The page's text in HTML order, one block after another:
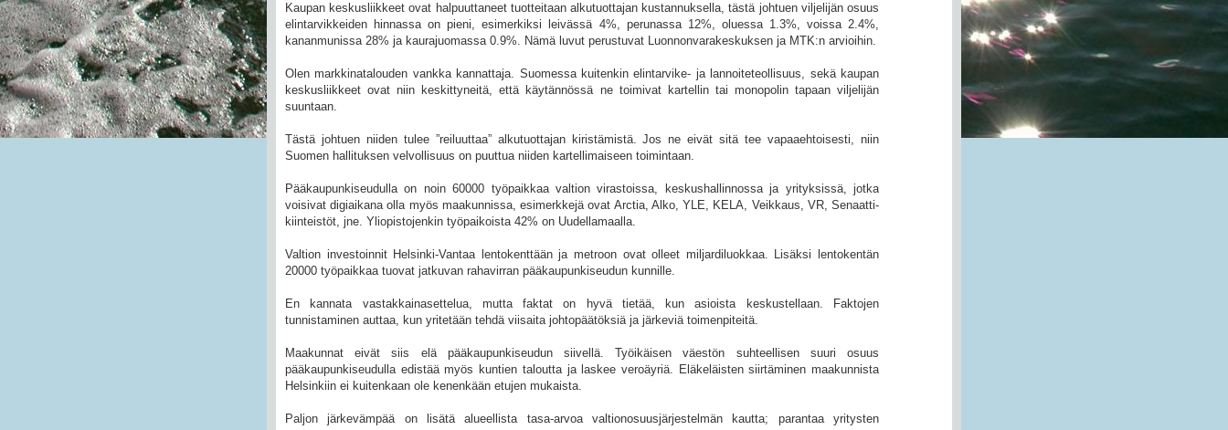
Kaupan keskusliikkeet ovat halpuuttaneet tuotteitaan alkutuottajan kustannuksella, tästä johtuen viljelijän osuus
elintarvikkeiden hinnassa on pieni, esimerkiksi leivässä 4%, perunassa 12%, oluessa 1.3%, voissa 2.4%,
kananmunissa 28% ja kaurajuomassa 0.9%. Nämä luvut perustuvat Luonnonvarakeskuksen ja MTK:n arvioihin.
Olen markkinatalouden vankka kannattaja. Suomessa kuitenkin elintarvike- ja lannoiteteollisuus, sekä kaupan
keskusliikkeet ovat niin keskittyneitä, että käytännössä ne toimivat kartellin tai monopolin tapaan viljelijän
suuntaan.
Tästä johtuen niiden tulee ”reiluuttaa” alkutuottajan kiristämistä. Jos ne eivät sitä tee vapaaehtoisesti, niin
Suomen hallituksen velvollisuus on puuttua niiden kartellimaiseen toimintaan.
Pääkaupunkiseudulla on noin 60000 työpaikkaa valtion virastoissa, keskushallinnossa ja yrityksissä, jotka
voisivat digiaikana olla myös maakunnissa, esimerkkejä ovat Arctia, Alko, YLE, KELA, Veikkaus, VR, Senaatti-
kiinteistöt, jne. Yliopistojenkin työpaikoista 42% on Uudellamaalla.
Valtion investoinnit Helsinki-Vantaa lentokenttään ja metroon ovat olleet miljardiluokkaa. Lisäksi lentokentän
20000 työpaikkaa tuovat jatkuvan rahavirran pääkaupunkiseudun kunnille.
En kannata vastakkainasettelua, mutta faktat on hyvä tietää, kun asioista keskustellaan. Faktojen
tunnistaminen auttaa, kun yritetään tehdä viisaita johtopäätöksiä ja järkeviä toimenpiteitä.
Maakunnat eivät siis elä pääkaupunkiseudun siivellä. Työikäisen väestön suhteellisen suuri osuus
pääkaupunkiseudulla edistää myös kuntien taloutta ja laskee veroäyriä. Eläkeläisten siirtäminen maakunnista
Helsinkiin ei kuitenkaan ole kenenkään etujen mukaista.
Paljon järkevämpää on lisätä alueellista tasa-arvoa valtionosuusjärjestelmän kautta; parantaa yritysten